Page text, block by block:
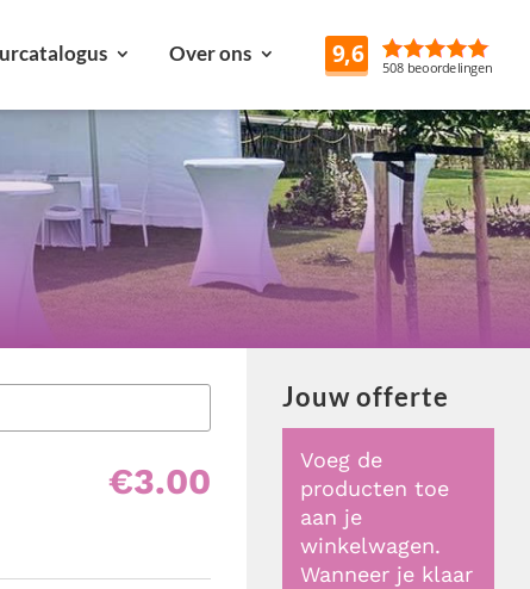
Over ons Reviews
€3.00
Jouw offerte
Voeg de
producten toe
aan je
winkelwagen.
Wanneer je klaar